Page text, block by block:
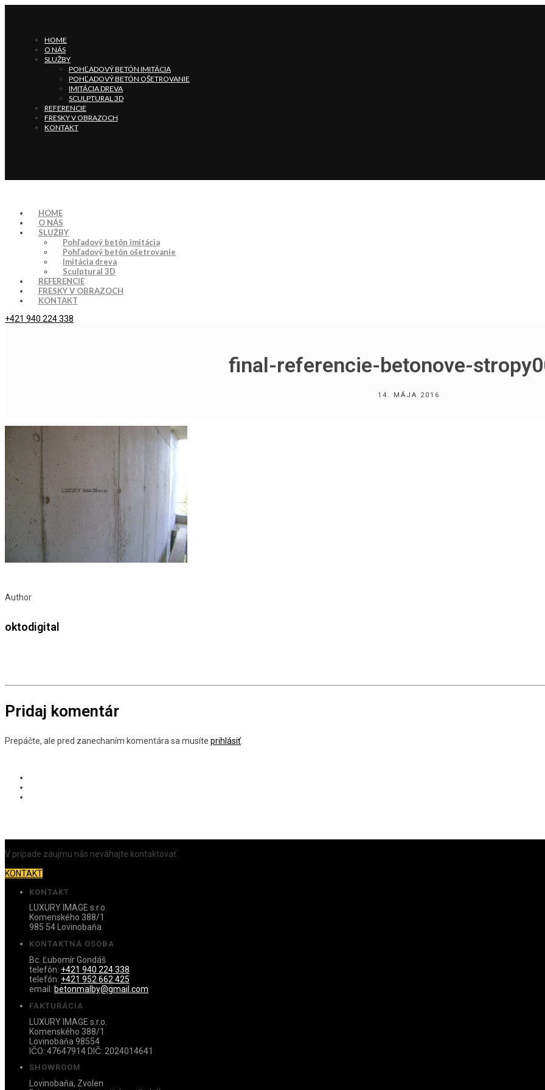
HOME
O NÁS
SLUŽBY
POHĽADOVÝ BETÓN IMITÁCIA
POHĽADOVÝ BETÓN OŠETROVANIE
IMITÁCIA DREVA
SCULPTURAL 3D
REFERENCIE
FRESKY V OBRAZOCH
KONTAKT
HOME
O NÁS
SLUŽBY
Pohľadový betón imitácia
Pohľadový betón ošetrovanie
Imitácia dreva
Sculptural 3D
REFERENCIE
FRESKY V OBRAZOCH
KONTAKT
+421 940 224 338
final-referencie-betonove-
14. MÁJA 2016
Author
oktodigital
Pridaj komentár
Prepáčte, ale pred zanechaním komentára sa musíte prihlásiť
V prípade záujmu nás neváhajte kontaktovať.
KONTAKT
KONTAKT
LUXURY IMAGE s.r.o.
Komenského 388/1
985 54 Lovinobaňa
KONTAKTNÁ OSOBA
Bc. Ľubomír Gondáš
telefón: +421 940 224 338
telefón: +421 952 662 425
email: betonmalby@gmail.com
FAKTURÁCIA
LUXURY IMAGE s.r.o.
Komenského 388/1
Lovinobaňa 98554
IČO: 47647914 DIČ: 2024014641
SHOWROOM
Lovinobaňa, Zvolen